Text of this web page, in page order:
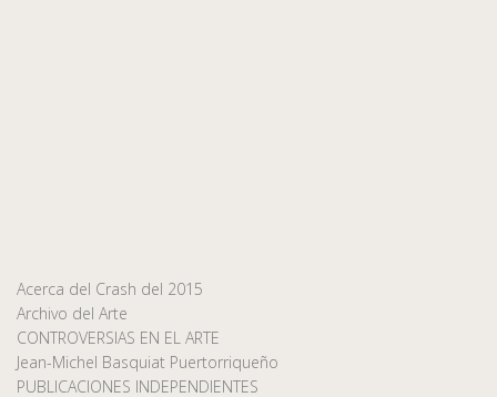
Acerca del Crash del 2015
Archivo del Arte
CONTROVERSIAS EN EL ARTE
Jean-Michel Basquiat Puertorriqueño
PUBLICACIONES INDEPENDIENTES